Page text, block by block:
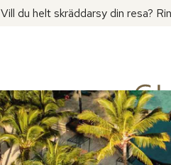
Vill du helt skräddarsy din resa?